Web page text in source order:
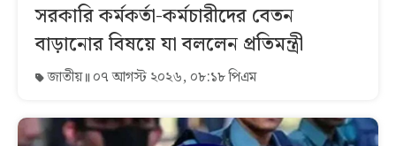
সরকারি কর্মকর্তা-কর্মচারীদের বেতন
বাড়ানোর বিষয়ে যা বললেন প্রতিমন্ত্রী
জাতীয় ০৭ আগস্ট ২০২৬, ০৮:১৮ পিএম